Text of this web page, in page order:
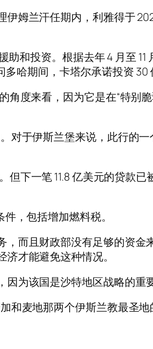
姆兰汗任期内，利雅得于
和投资。根据去年 4 月至 11
哈期间，卡塔尔承诺投资 30
度来看，因为它是在“特别
对于伊斯兰堡来说，此行的
但下一笔 11.8 亿美元的贷款
，包括增加燃料税。
而且财政部没有足够的资金
才能避免这种情况。
为该国是沙特地区战略的重
和麦地那两个伊斯兰教最圣地